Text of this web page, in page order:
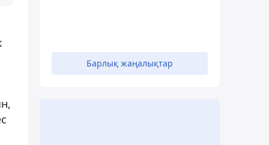
Барлық жаңалықтар